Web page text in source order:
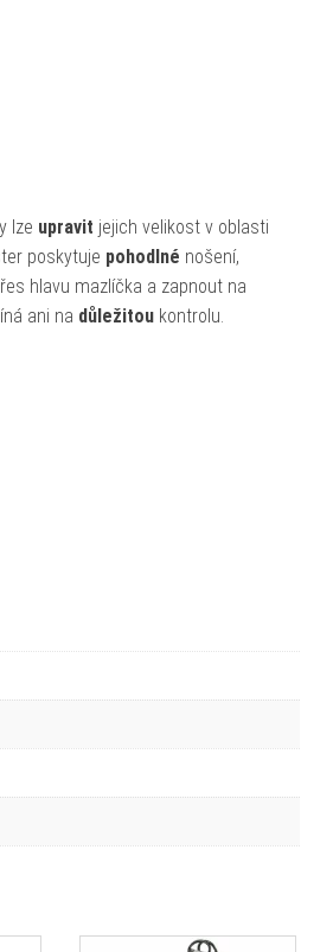
lze upravit jejich velikost v oblasti
poskytuje pohodlné nošení,
hlavu mazlíčka a zapnout na
ani na důležitou kontrolu.